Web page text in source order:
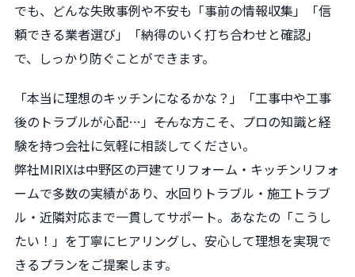
でも、どんな失敗事例や不安も「事前の情報収集」「信
頼できる業者選び」「納得のいく打ち合わせと確認」
で、しっかり防ぐことができます。
「本当に理想のキッチンになるかな？」「工事中や工事
後のトラブルが心配…」――そんな方こそ、プロの知識と経
験を持つ会社に気軽に相談してください。
弊社MIRIXは中野区の戸建てリフォーム・キッチンリフォ
ームで多数の実績があり、水回りトラブル・施工トラブ
ル・近隣対応まで一貫してサポート。あなたの「こうし
たい！」を丁寧にヒアリングし、安心して理想を実現で
きるプランをご提案します。